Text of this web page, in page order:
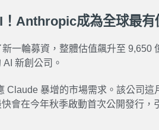
Anthropic成為全球最有
一輪募資，整體估值飆升至 9,650
新創公司。
Claude 暴增的市場需求。該公司這
會在今年秋季啟動首次公開發行，